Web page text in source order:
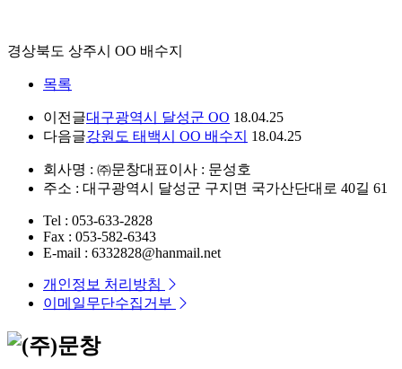
경상북도 상주시 OO 배수지
목록
이전글대구광역시 달성군 OO 18.04.25
다음글강원도 태백시 OO 배수지 18.04.25
회사명 : ㈜문창대표이사 : 문성호
주소 : 대구광역시 달성군 구지면 국가산단대로 40길 61
Tel : 053-633-2828
Fax : 053-582-6343
E-mail : 6332828@hanmail.net
개인정보 처리방침
이메일무단수집거부